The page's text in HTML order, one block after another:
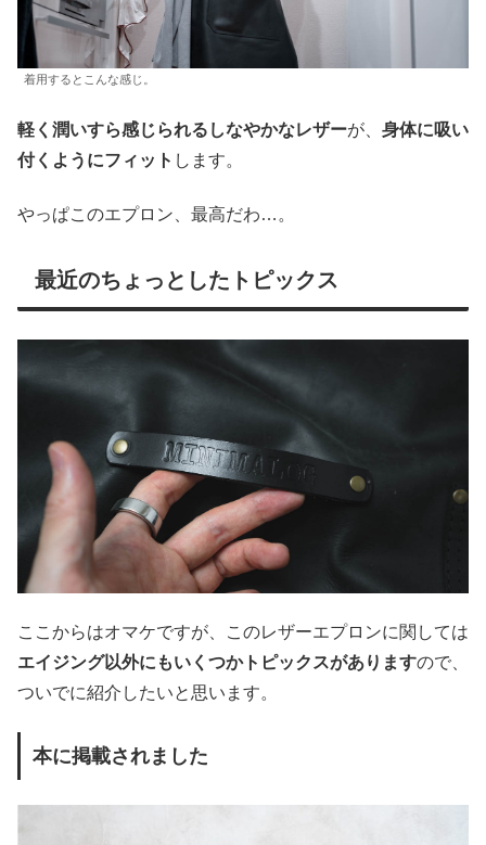
着用するとこんな感じ。
軽く潤いすら感じられるしなやかなレザーが、 身体に吸い
付くようにフィット します。
やっぱこのエプロン、最高だわ…。
最近のちょっとしたトピックス
ここからはオマケですが、このレザーエプロンに関しては
エイジング以外にもいくつかトピックスがありますので、
ついでに紹介したいと思います。
本に掲載されました